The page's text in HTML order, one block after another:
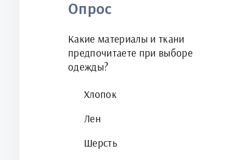
Опрос
Какие материалы и ткани
предпочитаете при выборе
одежды?
Хлопок
Лен
Шерсть